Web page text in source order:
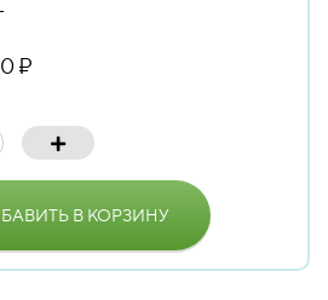
₽
В КОРЗИНУ